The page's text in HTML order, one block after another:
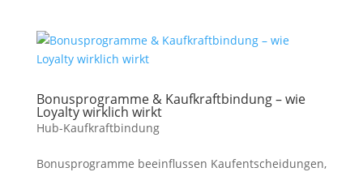
Bonusprogramme & Kaufkraftbindung – wie
Loyalty wirklich wirkt
Hub-Kaufkraftbindung
Bonusprogramme beeinflussen Kaufentscheidungen,